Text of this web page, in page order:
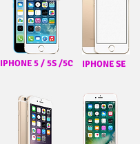
IPHONE 5 / 5S /5C IPHONE SE